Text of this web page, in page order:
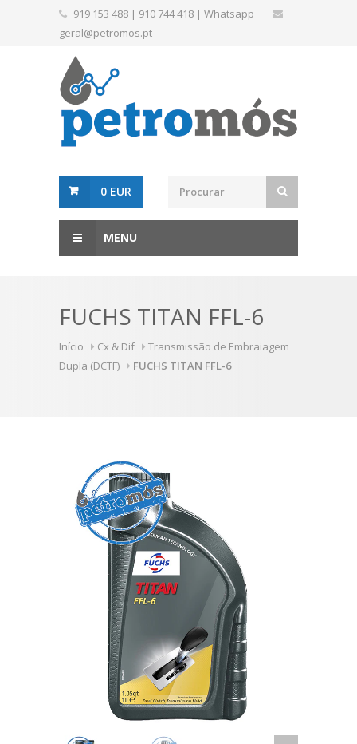
919 153 488 | 910 744 418 | Whatsapp
geral@petromos.pt
0 EUR
MENU
FUCHS TITAN FFL-6
Início Cx & Dif
Transmissão de Embraiagem
Dupla (DCTF)
FUCHS TITAN FFL-6